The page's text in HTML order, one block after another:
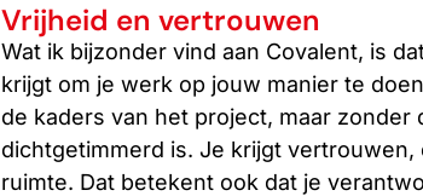
Vrijheid en vertrouwen
Wat ik bijzonder vind aan Covalent, is
krijgt om je werk op jouw manier te
de kaders van het project, maar zonder
dichtgetimmerd is. Je krijgt vertrouwen,
ruimte. Dat betekent ook dat je